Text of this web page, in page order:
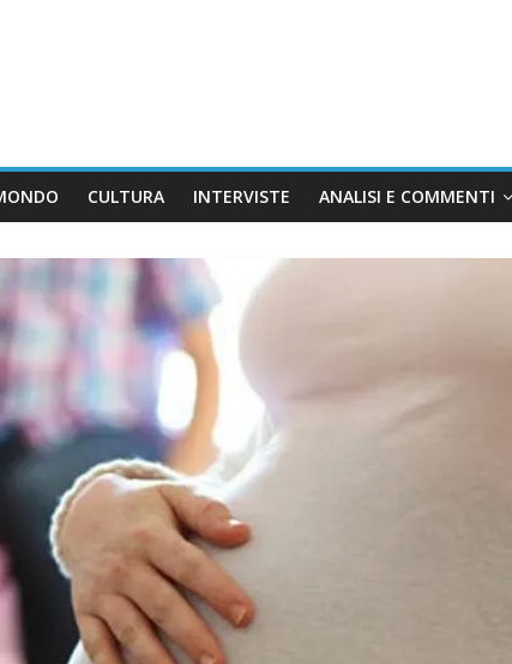
CULTURA INTERVISTE ANALISI E COMMENTI